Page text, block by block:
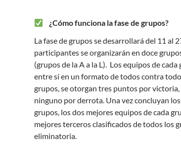
¿Cómo funciona la fase de grupos?
La fase de grupos se desarrollará del 11 al
participantes se organizarán en doce
(grupos de la A a la L). Los equipos de
entre sí en un formato de todos contra
grupos, se otorgan tres puntos por
ninguno por derrota. Una vez concluyan
grupos, los dos mejores equipos de cada
mejores terceros clasificados de todos los
eliminatoria.